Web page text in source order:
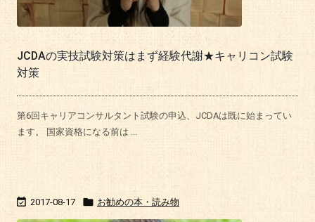
JCDAの実技試験対策はまず経験代謝★キャリコン試験
対策
第6回キャリアコンサルタント試験の申込、JCDAは既に始まってい
ます。 国家資格になる前は ...
 2017-08-17  お勧めの本・読み物